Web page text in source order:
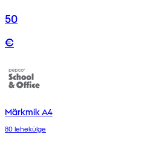
50
€
Märkmik A4
80 lehekülge